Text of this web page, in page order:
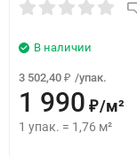
В наличии
3 502,40 ₽ /упак.
1 990 ₽/м²
1 упак. = 1,76 м²